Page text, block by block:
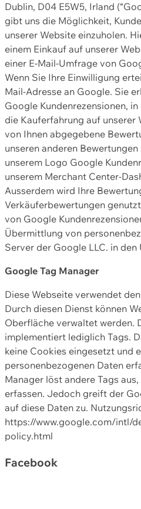
Dublin, D04 E5W5, Irland
gibt uns die Möglichkeit,
unserer Website einzuholen.
einem Einkauf auf unserer
einer E-Mail-Umfrage von
Wenn Sie Ihre Einwilligung
Mail-Adresse an Google. Sie
Google Kundenrezensionen,
die Kauferfahrung auf unserer
von Ihnen abgegebene
unseren anderen
unserem Logo Google
unserem Merchant Center-
Ausserdem wird Ihre
Verkäuferbewertungen
von Google
Übermittlung von
Server der Google LLC. in den
Google Tag Manager
Diese Webseite verwendet
Durch diesen Dienst können
Oberfläche verwaltet werden.
implementiert lediglich Tags.
keine Cookies eingesetzt und
personenbezogenen Daten
Manager löst andere Tags
erfassen. Jedoch greift der
auf diese Daten zu.
https://www.google.com/intl/
policy.html
Facebook